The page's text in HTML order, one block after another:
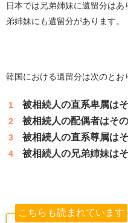
日本では兄弟姉妹に遺留分は
弟姉妹にも遺留分があります。
韓国における遺留分は次のとお
被相続人の直系卑属は
被相続人の配偶者はそ
被相続人の直系尊属は
被相続人の兄弟姉妹は
こちらも読まれています